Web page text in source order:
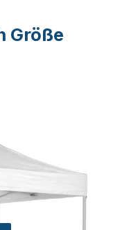
Größe